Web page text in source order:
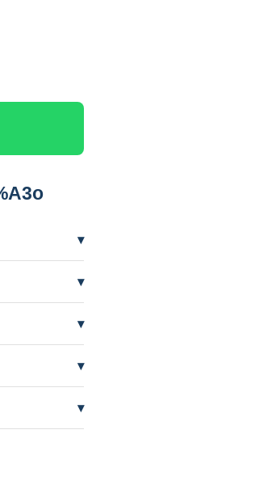
▾
▾
por seca. A
▾
▾
processo.
▾